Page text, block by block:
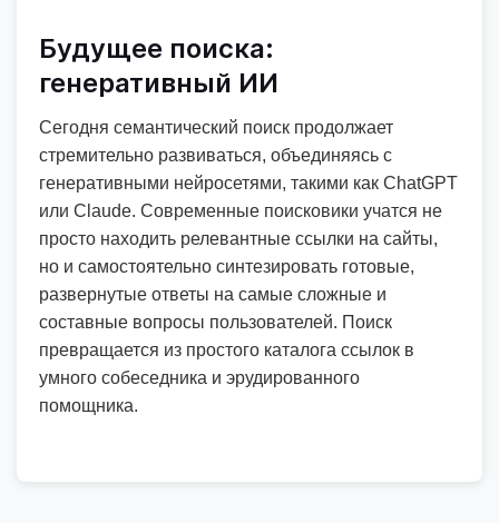
Будущее поиска:
генеративный ИИ
Сегодня семантический поиск продолжает
стремительно развиваться, объединяясь с
генеративными нейросетями, такими как ChatGPT
или Claude. Современные поисковики учатся не
просто находить релевантные ссылки на сайты,
но и самостоятельно синтезировать готовые,
развернутые ответы на самые сложные и
составные вопросы пользователей. Поиск
превращается из простого каталога ссылок в
умного собеседника и эрудированного
помощника.